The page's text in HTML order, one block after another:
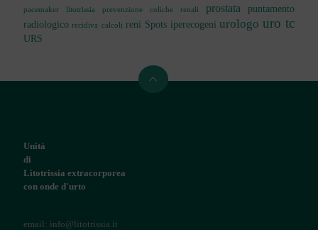
pacemaker litotrissia
prevenzione coliche renali prostata
puntamento
radiologico recidiva calcoli reni Spots iperecogeni urologo uro tc
URS
Unità
di
Litotrissia extracorporea
con onde d'urto
email: info@litotrissia.it